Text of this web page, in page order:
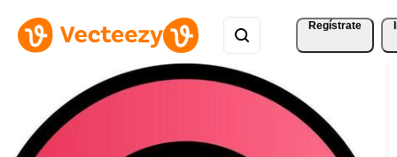
Regístrate